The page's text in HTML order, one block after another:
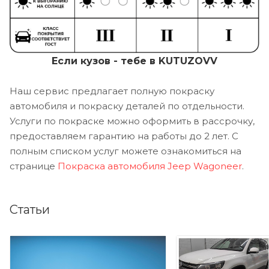
Если кузов - тебе в KUTUZOVV
Наш сервис предлагает полную покраску
автомобиля и покраску деталей по отдельности.
Услуги по покраске можно оформить в рассрочку,
предоставляем гарантию на работы до 2 лет. С
полным списком услуг можете ознакомиться на
странице Покраска автомобиля Jeep Wagoneer.
Статьи